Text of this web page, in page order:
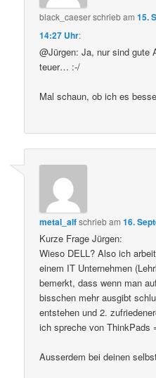
black_caeserschriebam15.
14:27 Uhr:
@Jürgen: Ja, nur sind gute
teuer… :-/
Mal schaun, ob ich es
metal_alfschriebam16.
Kurze Frage Jürgen:
Wieso DELL? Also ich
einem IT Unternehmen
bemerkt, dass wenn man
bisschen mehr ausgibt
entstehen und 2.
ich spreche von ThinkPads
Ausserdem bei deinen